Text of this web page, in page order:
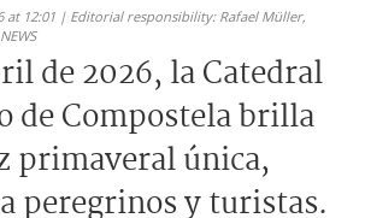
at 12:01 | Editorial responsibility: Rafael Müller,
de 2026, la Catedral
de Compostela brilla
primaveral única,
peregrinos y turistas.